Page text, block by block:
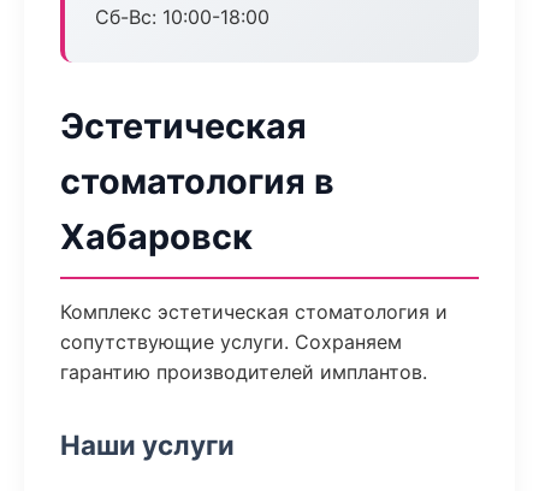
Сб-Вс: 10:00-18:00
Эстетическая
стоматология в
Хабаровск
Комплекс эстетическая стоматология и
сопутствующие услуги. Сохраняем
гарантию производителей имплантов.
Наши услуги